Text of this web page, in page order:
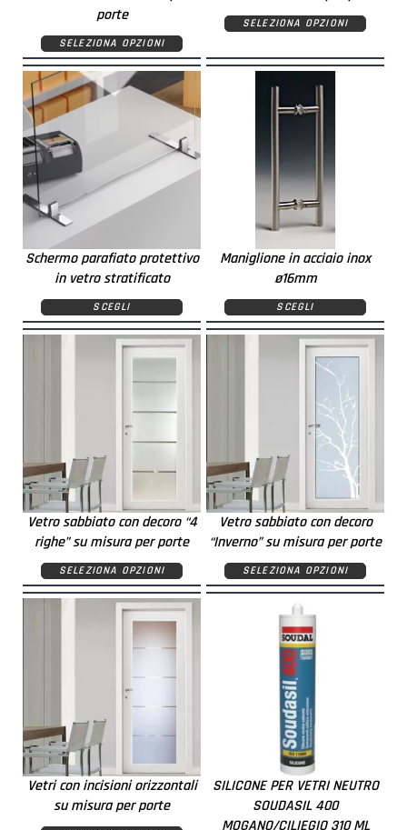
porte
SELEZIONA OPZIONI
SELEZIONA OPZIONI
Schermo parafiato protettivo
in vetro stratificato
SCEGLI
Maniglione in acciaio inox
ø16mm
SCEGLI
Vetro sabbiato con decoro “4
righe” su misura per porte
SELEZIONA OPZIONI
Vetro sabbiato con decoro
“Inverno” su misura per porte
SELEZIONA OPZIONI
Vetri con incisioni orizzontali
su misura per porte
SILICONE PER VETRI NEUTRO
SOUDASIL 400
MOGANO/CILIEGIO 310 ML